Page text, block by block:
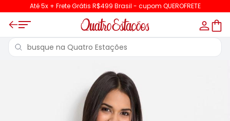
Até 5x + Frete Grátis R$499 Brasil - cupom QUEROFRETE